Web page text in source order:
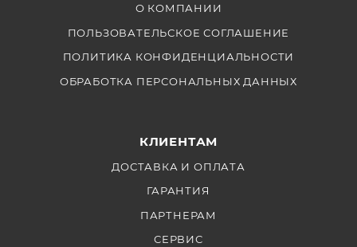
О КОМПАНИИ
ПОЛЬЗОВАТЕЛЬСКОЕ СОГЛАШЕНИЕ
ПОЛИТИКА КОНФИДЕНЦИАЛЬНОСТИ
ОБРАБОТКА ПЕРСОНАЛЬНЫХ ДАННЫХ
КЛИЕНТАМ
ДОСТАВКА И ОПЛАТА
ГАРАНТИЯ
ПАРТНЕРАМ
СЕРВИС